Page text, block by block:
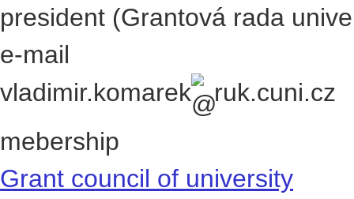
president (Grantová rada
e-mail
vladimir.komarek
ruk.cuni.cz
mebership
Grant council of university